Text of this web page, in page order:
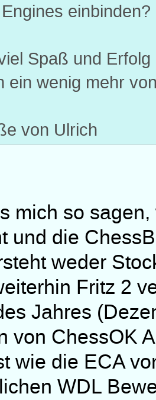
einbinden?
Spaß und
ein wenig mehr
von Ulrich
mich so
und die
weder
Fritz 2
Jahres
von ChessOK
wie die ECA
WDL